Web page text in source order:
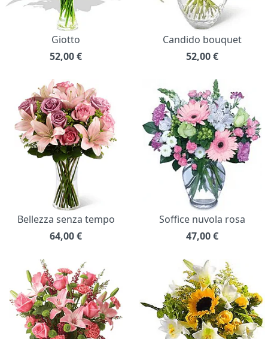
Giotto
52,00€
Candido bouquet
52,00€
Bellezza senza tempo
64,00€
Soffice nuvola rosa
47,00€